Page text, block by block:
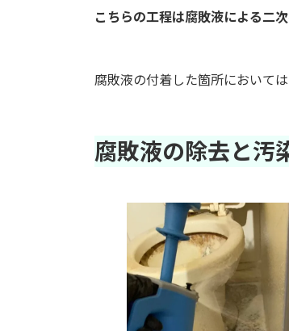
こちらの工程は腐敗液による二
腐敗液の付着した箇所において
腐敗液の除去と汚